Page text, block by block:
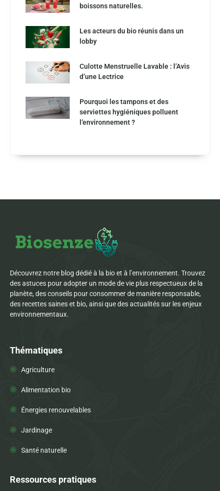
boissons naturelles.
Les acteurs du bio réunis dans un
lobby
Culotte Menstruelle Lavable : l’Avis
d’une Lectrice
Pourquoi les tampons et des
serviettes hygiéniques polluent
l’environnement ?
Découvrez notre blog dédié à la bio et à l’environnement. Trouvez
des astuces pour adopter un mode de vie plus respectueux de la
planète, des conseils pour consommer de manière responsable,
des recettes saines et bio, ainsi que des actualités sur les enjeux
environnementaux.
Thématiques
Agriculture
Alimentation bio
Énergies renouvelables
Jardinage
Santé naturelle
Ressources pratiques